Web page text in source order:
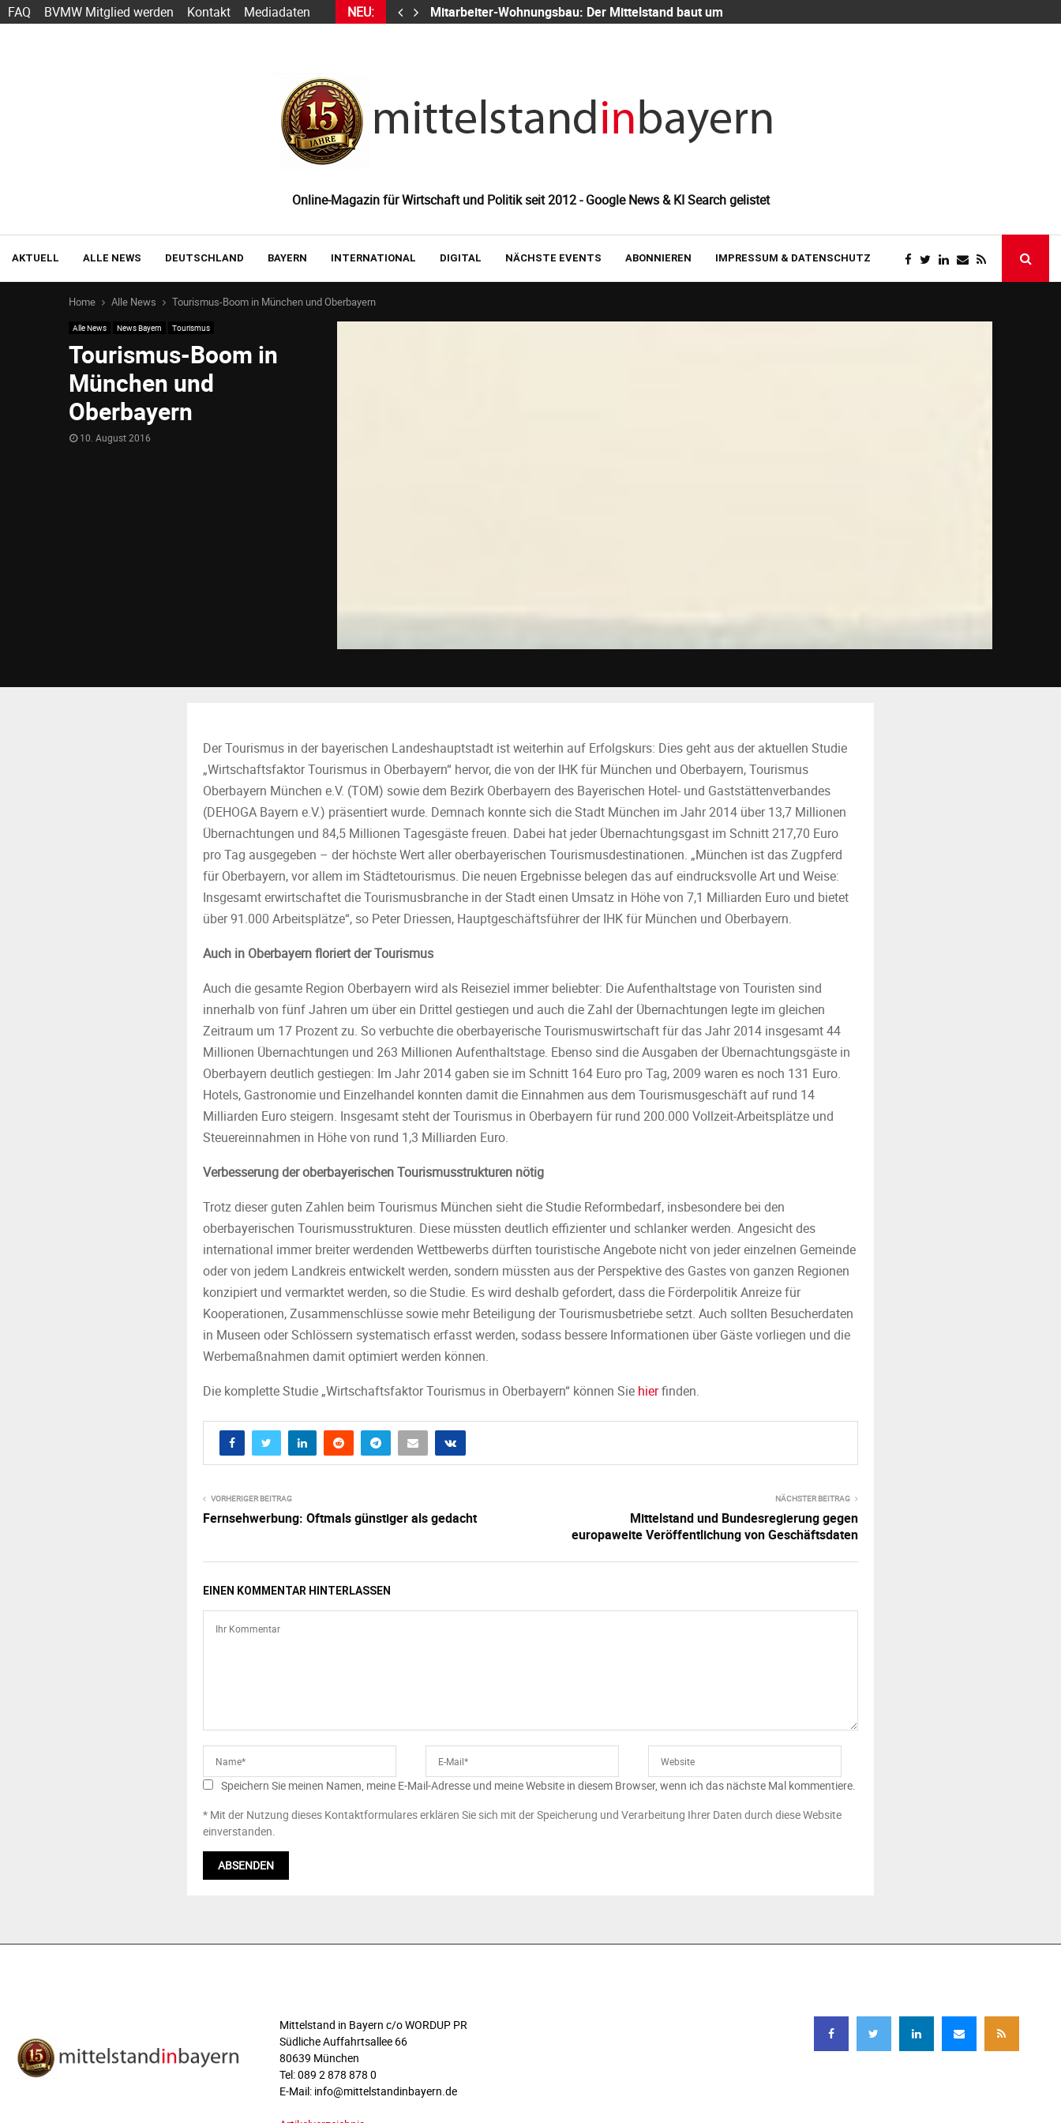
FAQ BVMW Mitglied werden Kontakt Mediadaten NEU:
Sarbacane wird zu Positive User Mitarbeiter-Wohnungsbau: Der Mittelstand baut um
Online-Magazin für Wirtschaft und Politik seit 2012 - Google News & KI Search gelistet
AKTUELL ALLE NEWS DEUTSCHLAND BAYERN INTERNATIONAL DIGITAL NÄCHSTE EVENTS ABONNIEREN IMPRESSUM & DATENSCHUTZ
Home Alle News Tourismus-Boom in München und Oberbayern
Alle News News Bayern Tourismus
Tourismus-Boom in
München und
Oberbayern
10. August 2016
Der Tourismus in der bayerischen Landeshauptstadt ist weiterhin auf Erfolgskurs: Dies geht aus der aktuellen Studie
„Wirtschaftsfaktor Tourismus in Oberbayern“ hervor, die von der IHK für München und Oberbayern, Tourismus
Oberbayern München e.V. (TOM) sowie dem Bezirk Oberbayern des Bayerischen Hotel- und Gaststättenverbandes
(DEHOGA Bayern e.V.) präsentiert wurde. Demnach konnte sich die Stadt München im Jahr 2014 über 13,7 Millionen
Übernachtungen und 84,5 Millionen Tagesgäste freuen. Dabei hat jeder Übernachtungsgast im Schnitt 217,70 Euro
pro Tag ausgegeben – der höchste Wert aller oberbayerischen Tourismusdestinationen. „München ist das Zugpferd
für Oberbayern, vor allem im Städtetourismus. Die neuen Ergebnisse belegen das auf eindrucksvolle Art und Weise:
Insgesamt erwirtschaftet die Tourismusbranche in der Stadt einen Umsatz in Höhe von 7,1 Milliarden Euro und bietet
über 91.000 Arbeitsplätze“, so Peter Driessen, Hauptgeschäftsführer der IHK für München und Oberbayern.
Auch in Oberbayern floriert der Tourismus
Auch die gesamte Region Oberbayern wird als Reiseziel immer beliebter: Die Aufenthaltstage von Touristen sind
innerhalb von fünf Jahren um über ein Drittel gestiegen und auch die Zahl der Übernachtungen legte im gleichen
Zeitraum um 17 Prozent zu. So verbuchte die oberbayerische Tourismuswirtschaft für das Jahr 2014 insgesamt 44
Millionen Übernachtungen und 263 Millionen Aufenthaltstage. Ebenso sind die Ausgaben der Übernachtungsgäste in
Oberbayern deutlich gestiegen: Im Jahr 2014 gaben sie im Schnitt 164 Euro pro Tag, 2009 waren es noch 131 Euro.
Hotels, Gastronomie und Einzelhandel konnten damit die Einnahmen aus dem Tourismusgeschäft auf rund 14
Milliarden Euro steigern. Insgesamt steht der Tourismus in Oberbayern für rund 200.000 Vollzeit-Arbeitsplätze und
Steuereinnahmen in Höhe von rund 1,3 Milliarden Euro.
Verbesserung der oberbayerischen Tourismusstrukturen nötig
Trotz dieser guten Zahlen beim Tourismus München sieht die Studie Reformbedarf, insbesondere bei den
oberbayerischen Tourismusstrukturen. Diese müssten deutlich effizienter und schlanker werden. Angesicht des
international immer breiter werdenden Wettbewerbs dürften touristische Angebote nicht von jeder einzelnen Gemeinde
oder von jedem Landkreis entwickelt werden, sondern müssten aus der Perspektive des Gastes von ganzen Regionen
konzipiert und vermarktet werden, so die Studie. Es wird deshalb gefordert, dass die Förderpolitik Anreize für
Kooperationen, Zusammenschlüsse sowie mehr Beteiligung der Tourismusbetriebe setzt. Auch sollten Besucherdaten
in Museen oder Schlössern systematisch erfasst werden, sodass bessere Informationen über Gäste vorliegen und die
Werbemaßnahmen damit optimiert werden können.
Die komplette Studie „Wirtschaftsfaktor Tourismus in Oberbayern“ können Sie hierfinden.
VORHERIGER BEITRAG
Fernsehwerbung: Oftmals günstiger als gedacht
NÄCHSTER BEITRAG
Mittelstand und Bundesregierung gegen
europaweite Veröffentlichung von Geschäftsdaten
EINEN KOMMENTAR HINTERLASSEN
Speichern Sie meinen Namen, meine E-Mail-Adresse und meine Website in diesem Browser, wenn ich das nächste Mal kommentiere.
* Mit der Nutzung dieses Kontaktformulares erklären Sie sich mit der Speicherung und Verarbeitung Ihrer Daten durch diese Website
einverstanden.
Mittelstand in Bayern c/o WORDUP PR
Südliche Auffahrtsallee 66
80639 München
Tel: 089 2 878 878 0
E-Mail: info@mittelstandinbayern.de